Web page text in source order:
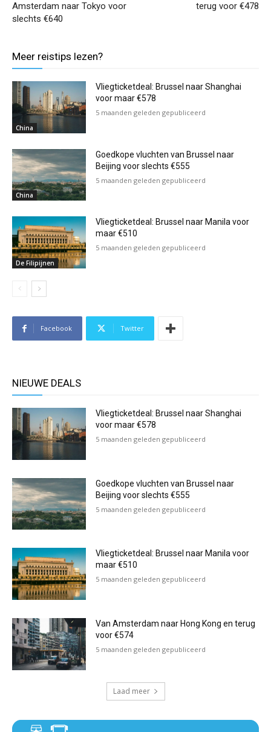
Amsterdam naar Tokyo voor
slechts €640
terug voor €478
Meer reistips lezen?
China
Vliegticketdeal: Brussel naar Shanghai
voor maar €578
5 maanden geleden gepubliceerd
China
Goedkope vluchten van Brussel naar
Beijing voor slechts €555
5 maanden geleden gepubliceerd
De Filipijnen
Vliegticketdeal: Brussel naar Manila voor
maar €510
5 maanden geleden gepubliceerd
Facebook Twitter
NIEUWE DEALS
Vliegticketdeal: Brussel naar Shanghai
voor maar €578
5 maanden geleden gepubliceerd
Goedkope vluchten van Brussel naar
Beijing voor slechts €555
5 maanden geleden gepubliceerd
Vliegticketdeal: Brussel naar Manila voor
maar €510
5 maanden geleden gepubliceerd
Van Amsterdam naar Hong Kong en terug
voor €574
5 maanden geleden gepubliceerd
Laad meer